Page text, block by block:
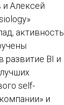
Алексей
активность
BI и
self-
и